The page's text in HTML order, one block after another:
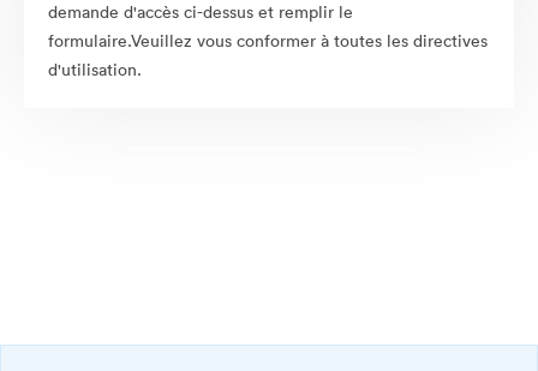
demande d'accès ci-dessus et remplir le
formulaire.Veuillez vous conformer à toutes les directives
d'utilisation.